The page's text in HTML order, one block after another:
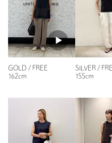
※レビューは、個人の主観による感想
能を保証するものではありません。
GOLD / FREE
162cm
SILVER /
155cm